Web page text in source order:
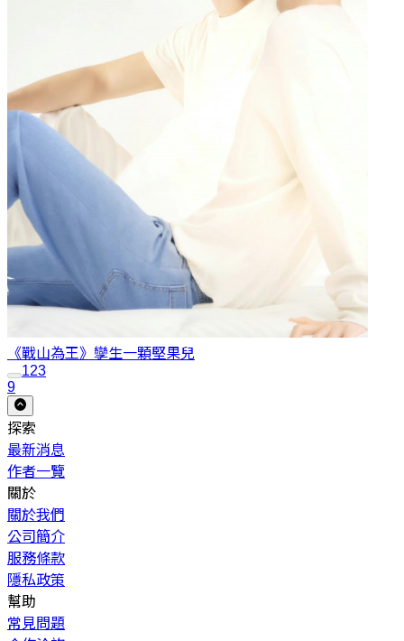
《戰山為王》孿生一顆堅果兒
123
9
探索
最新消息
作者一覽
關於
關於我們
公司簡介
服務條款
隱私政策
幫助
常見問題